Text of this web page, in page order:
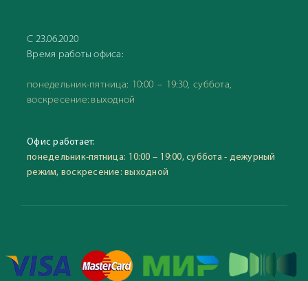
С 23.06.2020
Время работы офиса:
понедельник-пятница: 10:00 – 19:30, суббота,
воскресение: выходной
Офис работает:
понедельник-пятница: 10:00 – 19:00, суббота - дежурный
режим, воскресение: выходной